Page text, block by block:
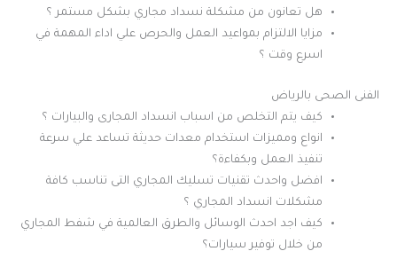
هل تعانون من مشكلة نسداد مجاري بشكل مستمر ؟
مزايا الالتزام بمواعيد العمل والحرص علي اداء المهمة في
اسرع وقت ؟
الفنى الصحى بالرياض
كيف يتم التخلص من اسباب انسداد المجارى والبيارات ؟
انواع ومميزات استخدام معدات حديثة تساعد علي سرعة
تنفيذ العمل وبكفاءة؟
افضل واحدث تقنيات تسليك المجاري التى تناسب كافة
مشكلات انسداد المجاري ؟
كيف اجد احدث الوسائل والطرق العالمية في شفط المجاري
من خلال توفير سيارات؟